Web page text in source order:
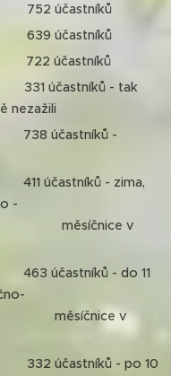
účastníků
účastníků
účastníků
účastníků - tak
nezažili
účastníků -
účastníků - zima,
oblačno -
v
účastníků - do 11
pak oblačno-
v
účastníků - po 10